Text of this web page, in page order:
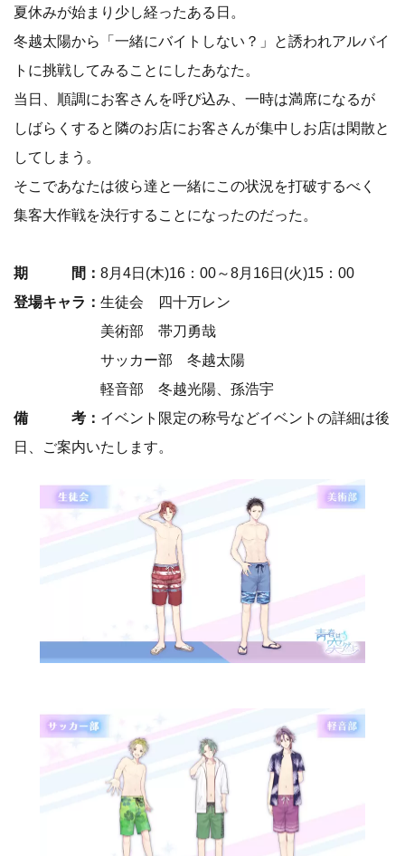
夏休みが始まり少し経ったある日。
冬越太陽から「一緒にバイトしない？」と誘われアルバイ
トに挑戦してみることにしたあなた。
当日、順調にお客さんを呼び込み、一時は満席になるが
しばらくすると隣のお店にお客さんが集中しお店は閑散と
してしまう。
そこであなたは彼ら達と一緒にこの状況を打破するべく
集客大作戦を決行することになったのだった。
期 間： 8月4日(木)16：00～8月16日(火)15：00
登場キャラ： 生徒会 四十万レン
美術部 帯刀勇哉
サッカー部 冬越太陽
軽音部 冬越光陽、孫浩宇
備 考： イベント限定の称号などイベントの詳細は後
日、ご案内いたします。